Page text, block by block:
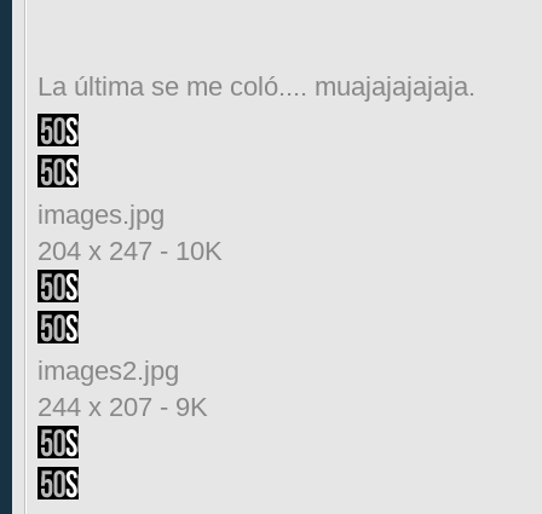
La última se me coló.... muajajajajaja.
images.jpg
204 x 247 - 10K
images2.jpg
244 x 207 - 9K